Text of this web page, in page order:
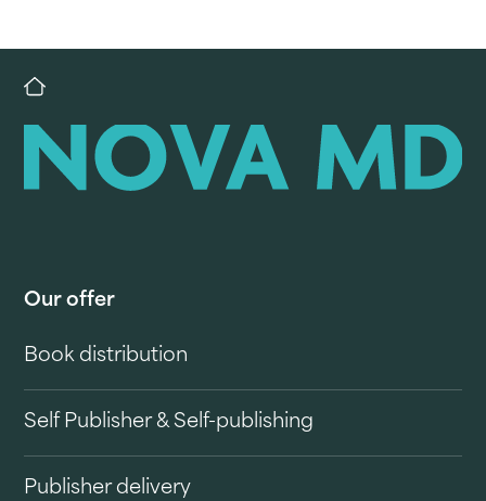
Our offer
Book distribution
Self Publisher & Self-publishing
Publisher delivery